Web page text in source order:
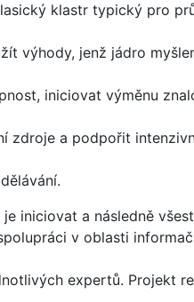
klastr typický pro
výhody, jenž jádro
iniciovat výměnu
zdroje a podpořit
iniciovat a následně
v oblasti
expertů. Projekt